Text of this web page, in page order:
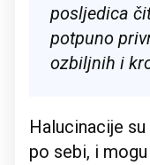
posljedica
potpuno
ozbiljnih i
Halucinacije
po sebi, i